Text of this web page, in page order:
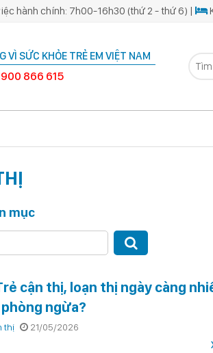
hành chính: 7h00-16h30 (thứ 2 - thứ 6) |
VÌ SỨC KHỎE TRẺ EM VIỆT NAM
866 615
mục
cận thị, loạn thị ngày càng
ngừa?
thị 21/05/2026